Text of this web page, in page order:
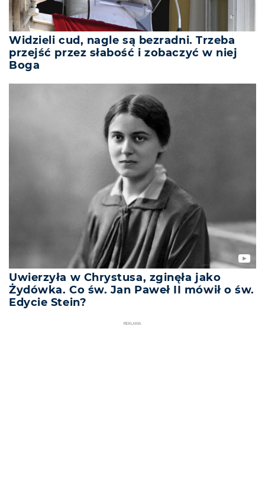
Widzieli cud, nagle są bezradni. Trzeba
przejść przez słabość i zobaczyć w niej
Boga
Uwierzyła w Chrystusa, zginęła jako
Żydówka. Co św. Jan Paweł II mówił o św.
Edycie Stein?
REKLAMA